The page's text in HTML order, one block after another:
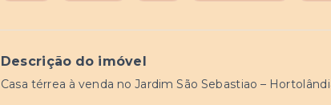
Descrição do imóvel
Casa térrea à venda no Jardim São Sebastiao –